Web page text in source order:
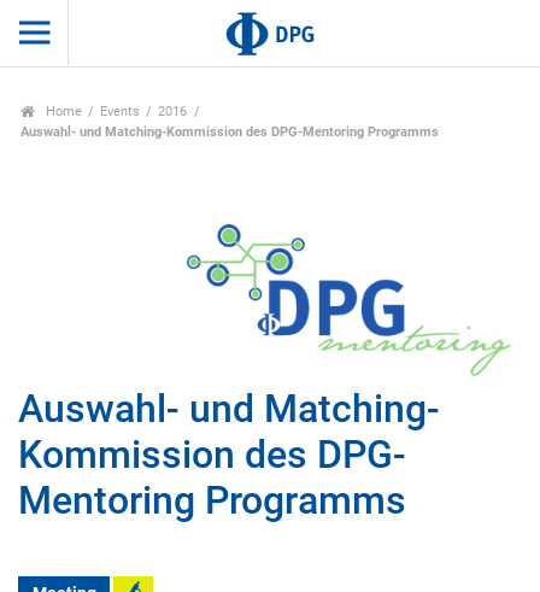
Home Events
2016
Auswahl- und Matching-Kommission des DPG-Mentoring Programms
Auswahl- und Matching-
Kommission des DPG-
Mentoring Programms